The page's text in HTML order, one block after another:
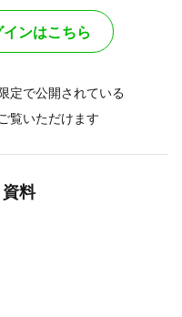
ンはこちら
定で公開されている
覧いただけます
料